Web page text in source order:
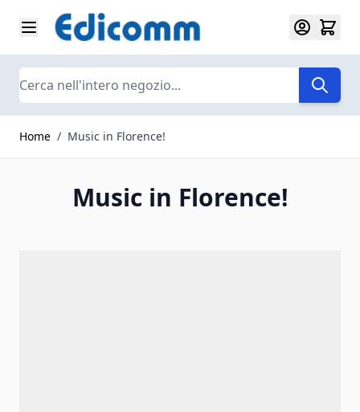
Salta al contenuto
Search
Home / Music in Florence!
Music in Florence!